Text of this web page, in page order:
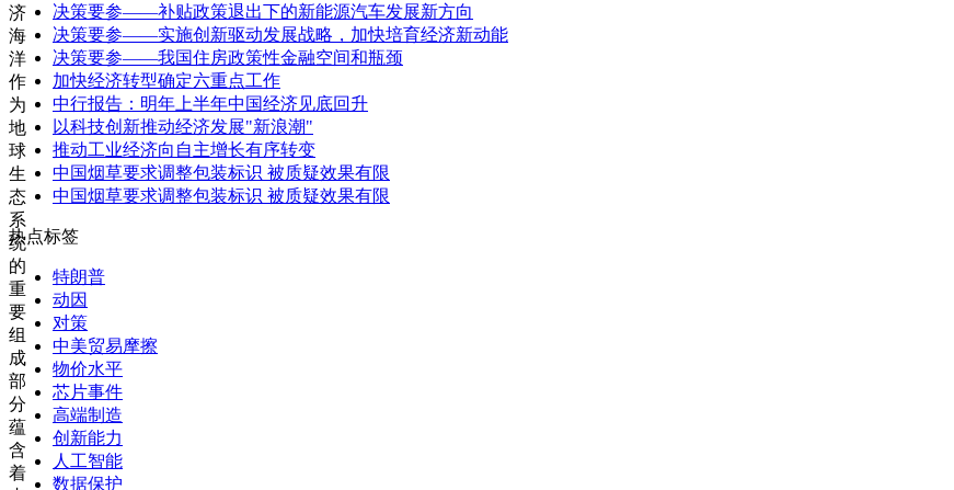
济
海
洋
作
为
地
球
生
态
系
统
的
重
要
组
成
部
分
蕴
含
着
决策要参——补贴政策退出下的新能源汽车发展新方向
决策要参——实施创新驱动发展战略，加快培育经济新动能
决策要参——我国住房政策性金融空间和瓶颈
加快经济转型确定六重点工作
中行报告：明年上半年中国经济见底回升
以科技创新推动经济发展"新浪潮"
推动工业经济向自主增长有序转变
中国烟草要求调整包装标识 被质疑效果有限
中国烟草要求调整包装标识 被质疑效果有限
热点标签
特朗普
动因
对策
中美贸易摩擦
物价水平
芯片事件
高端制造
创新能力
人工智能
数据保护